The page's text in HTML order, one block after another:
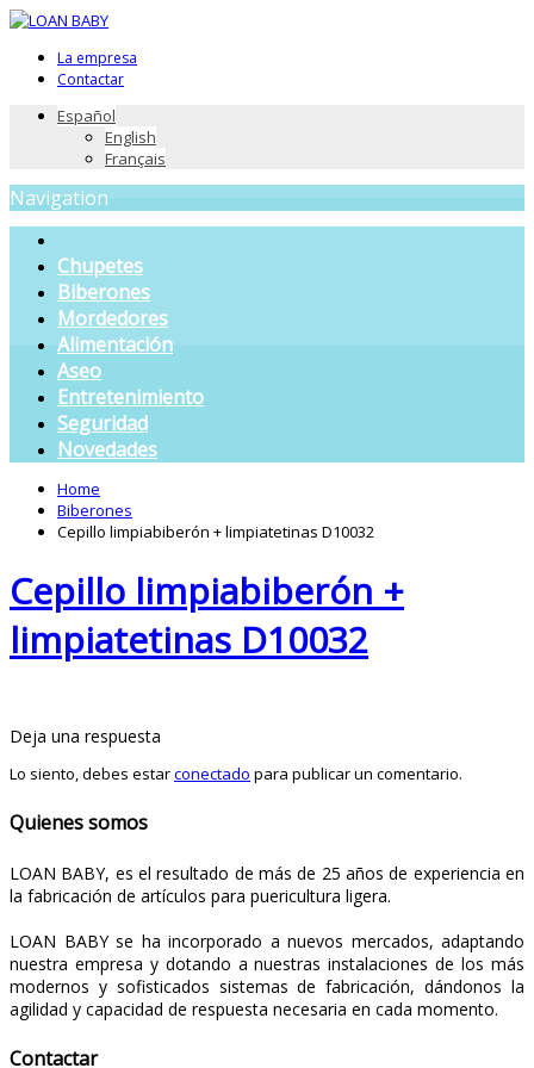
La empresa
Contactar
Español
English
Français
Navigation
Chupetes
Biberones
Mordedores
Alimentación
Aseo
Entretenimiento
Seguridad
Novedades
Home
Biberones
Cepillo limpiabiberón + limpiatetinas D10032
Cepillo limpiabiberón +
limpiatetinas D10032
Deja una respuesta
Lo siento, debes estarconectado para publicar un comentario.
Quienes somos
LOAN BABY, es el resultado de más de 25 años de experiencia en
la fabricación de artículos para puericultura ligera.
LOAN BABY se ha incorporado a nuevos mercados, adaptando
nuestra empresa y dotando a nuestras instalaciones de los más
modernos y sofisticados sistemas de fabricación, dándonos la
agilidad y capacidad de respuesta necesaria en cada momento.
Contactar